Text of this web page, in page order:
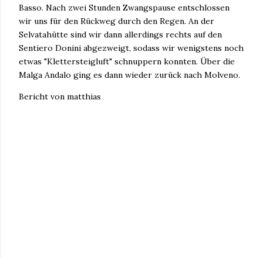
Basso. Nach zwei Stunden Zwangspause entschlossen
wir uns für den Rückweg durch den Regen. An der
Selvatahütte sind wir dann allerdings rechts auf den
Sentiero Donini abgezweigt, sodass wir wenigstens noch
etwas "Klettersteigluft" schnuppern konnten. Über die
Malga Andalo ging es dann wieder zurück nach Molveno.
Bericht von matthias